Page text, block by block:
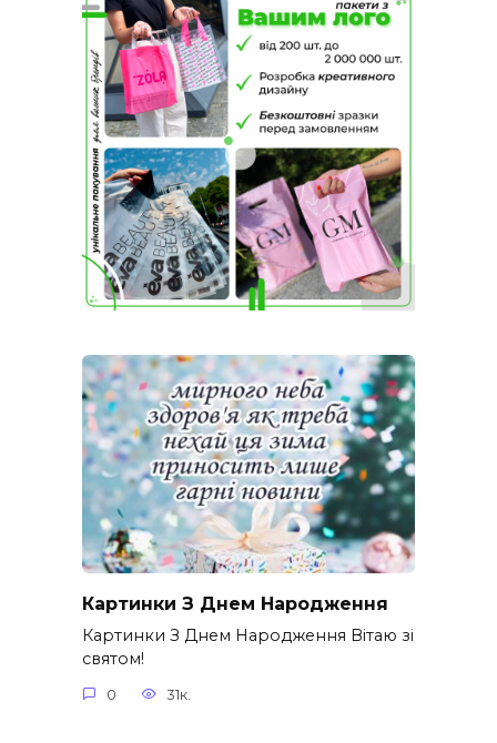
Картинки З Днем Народження
Картинки З Днем Народження Вітаю зі
святом!
0 31к.